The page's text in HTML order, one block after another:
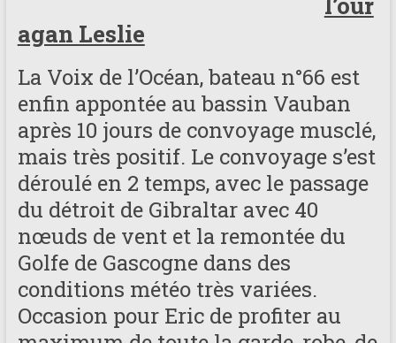
agan Leslie
La Voix de l’Océan, bateau n°66 est
enfin appontée au bassin Vauban
après 10 jours de convoyage musclé,
mais très positif. Le convoyage s’est
déroulé en 2 temps, avec le passage
du détroit de Gibraltar avec 40
nœuds de vent et la remontée du
Golfe de Gascogne dans des
conditions météo très variées.
Occasion pour Eric de profiter au